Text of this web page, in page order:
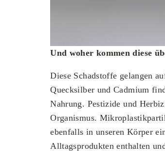
Und woher kommen diese
Diese Schadstoffe gelangen
Quecksilber und Cadmium
Nahrung. Pestizide und
Organismus.
ebenfalls in unseren Körper
Alltagsprodukten enthalten